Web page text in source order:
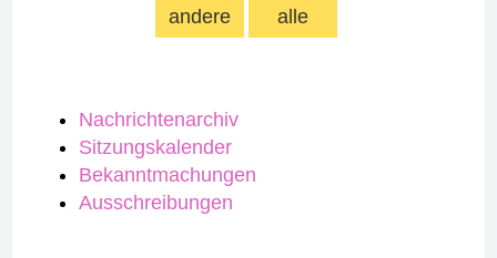
Nachrichtenarchiv
Sitzungskalender
Bekanntmachungen
Ausschreibungen
alle
andere